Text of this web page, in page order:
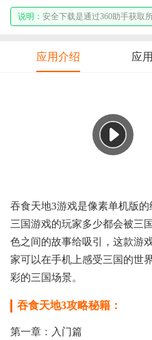
说明： 安全下载是通过360助手获取
应用介绍 应
吞食天地3游戏是像素单机版
三国游戏的玩家多少都会被三
色之间的故事给吸引，这款游
家可以在手机上感受三国的世
彩的三国场景。
吞食天地3攻略秘籍：
第一章：入门篇